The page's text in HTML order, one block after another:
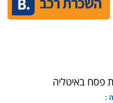
פסח באיטליה
: